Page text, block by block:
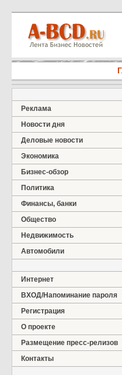
Реклама
Новости дня
Деловые новости
Экономика
Бизнес-обзор
Политика
Финансы, банки
Общество
Недвижимость
Автомобили
Интернет
ВХОД/Напоминание пароля
Регистрация
О проекте
Размещение пресс-релизов
Контакты